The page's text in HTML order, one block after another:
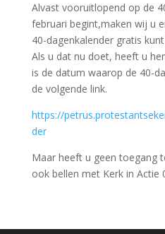
Alvast vooruitlopend op de
februari begint,maken wij u
40-dagenkalender gratis
Als u dat nu doet, heeft u
is de datum waarop de 40-
de volgende link.
https://
der
Maar heeft u geen toegang
ook bellen met Kerk in Actie